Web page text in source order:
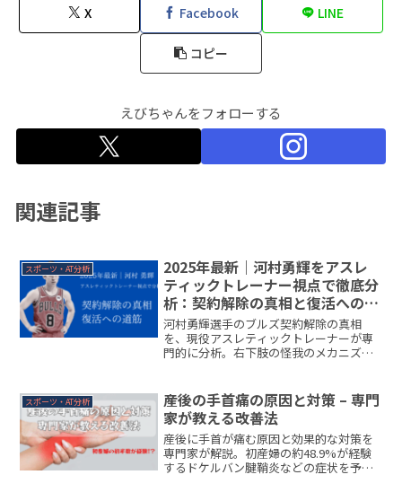
X Facebook LINE
コピー
えびちゃんをフォローする
関連記事
スポーツ・AT分析
2025年最新｜河村勇輝をアスレ
ティックトレーナー視点で徹底分
析：契約解除の真相と復活への道
筋
河村勇輝選手のブルズ契約解除の真相
を、現役アスレティックトレーナーが専
門的に分析。右下肢の怪我のメカニズ
契約解除」の真実がわかります。トレー
ナー歴8年の視点から復活への道筋を提
示。
スポーツ・AT分析
産後の手首痛の原因と対策 – 専門
家が教える改善法
産後に手首が痛む原因と効果的な対策を
専門家が解説。初産婦の約48.9%が経験
するドケルバン腱鞘炎などの症状を予